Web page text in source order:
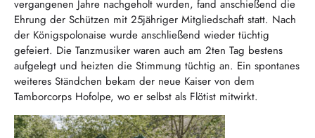
vergangenen Jahre nachgeholt wurden, fand anschießend die
Ehrung der Schützen mit 25jähriger Mitgliedschaft statt. Nach
der Königspolonaise wurde anschließend wieder tüchtig
gefeiert. Die Tanzmusiker waren auch am 2ten Tag bestens
aufgelegt und heizten die Stimmung tüchtig an. Ein spontanes
weiteres Ständchen bekam der neue Kaiser von dem
Tamborcorps Hofolpe, wo er selbst als Flötist mitwirkt.